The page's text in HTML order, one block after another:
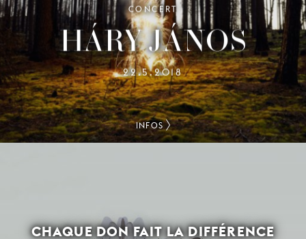
CONCERT
HÁRY JÁNOS
22.5.2018
INFOS
CHAQUE DON FAIT LA DIFFÉRENCE